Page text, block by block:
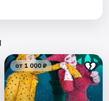
от 1 000 ₽